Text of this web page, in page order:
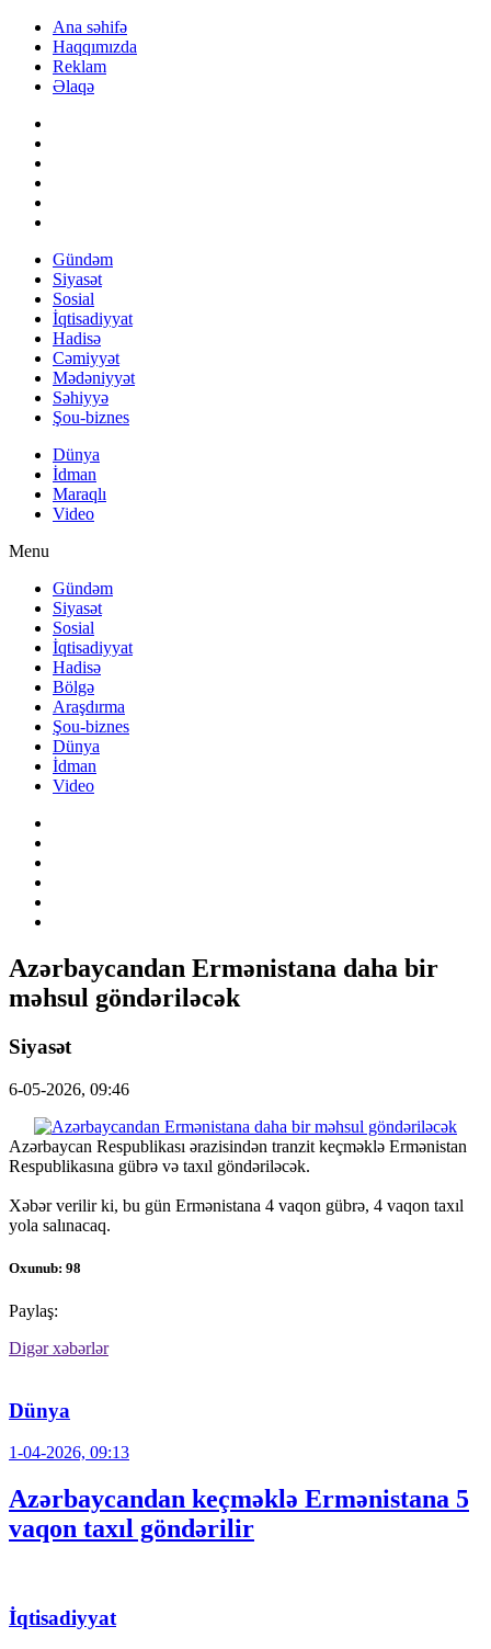
Ana səhifə
Haqqımızda
Reklam
Əlaqə
Gündəm
Siyasət
Sosial
İqtisadiyyat
Hadisə
Cəmiyyət
Mədəniyyət
Səhiyyə
Şou-biznes
Dünya
İdman
Maraqlı
Video
Menu
Gündəm
Siyasət
Sosial
İqtisadiyyat
Hadisə
Bölgə
Araşdırma
Şou-biznes
Dünya
İdman
Video
Azərbaycandan Ermənistana daha bir
məhsul göndəriləcək
Siyasət
6-05-2026, 09:46
Azərbaycan Respublikası ərazisindən tranzit keçməklə Ermənistan
Respublikasına gübrə və taxıl göndəriləcək.
Xəbər verilir ki, bu gün Ermənistana 4 vaqon gübrə, 4 vaqon taxıl
yola salınacaq.
Oxunub: 98
Paylaş:
Digər xəbərlər
Dünya
1-04-2026, 09:13
Azərbaycandan keçməklə Ermənistana 5
vaqon taxıl göndərilir
İqtisadiyyat